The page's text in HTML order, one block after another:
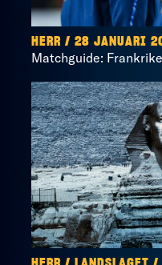
HERR / 28 JANUARI
Matchguide: